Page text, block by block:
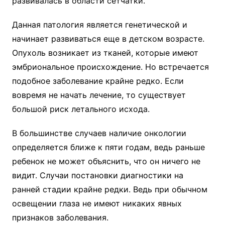
Данная патология является генетической и
начинает развиваться еще в детском возрасте.
Опухоль возникает из тканей, которые имеют
эмбриональное происхождение. Но встречается
подобное заболевание крайне редко. Если
вовремя не начать лечение, то существует
большой риск летального исхода.
В большинстве случаев наличие онкологии
определяется ближе к пяти годам, ведь раньше
ребенок не может объяснить, что он ничего не
видит. Случаи постановки диагностики на
ранней стадии крайне редки. Ведь при обычном
освещении глаза не имеют никаких явных
признаков заболевания.